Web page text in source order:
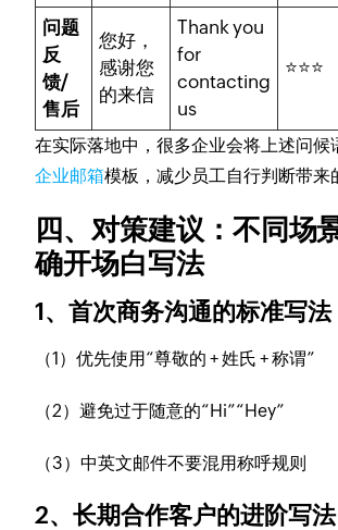
问题
反
馈/
售后
您好，
感谢您
的来信
Thank you
for
contacting
us
⭐⭐⭐
在实际落地中，很多企业会将上述问候
企业邮箱模板，减少员工自行判断带来
四、对策建议：不同场
确开场白写法
1、首次商务沟通的标准写法
（1）优先使用“尊敬的 + 姓氏 + 称谓”
（2）避免过于随意的“Hi”“Hey”
（3）中英文邮件不要混用称呼规则
2、长期合作客户的进阶写法